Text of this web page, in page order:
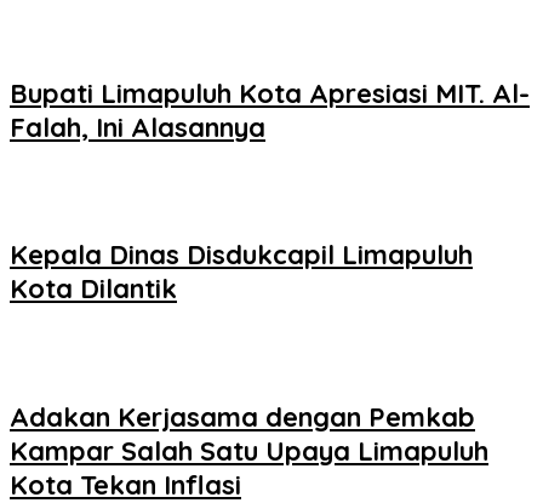
Bupati Limapuluh Kota Apresiasi MIT. Al-
Falah, Ini Alasannya
Kepala Dinas Disdukcapil Limapuluh
Kota Dilantik
Adakan Kerjasama dengan Pemkab
Kampar Salah Satu Upaya Limapuluh
Kota Tekan Inflasi